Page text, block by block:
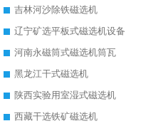
吉林河沙除铁磁选机
辽宁矿选平板式磁选机设备
河南永磁筒式磁选机筒瓦
黑龙江干式磁选机
陕西实验用室湿式磁选机
西藏干选铁矿磁选机